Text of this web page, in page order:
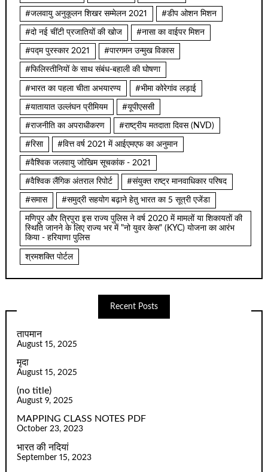
#जलवायु अनुकूलन शिखर सम्मेलन 2021 #डीप ओशन मिशन
#दो नई चींटी प्रजातियों की खोज #नासा का वाईपर मिशन
#पद्म पुरस्कार 2021 #पारगमन उन्मुख विकास
#फिलिस्तीनियों के साथ संबंध-बहाली की घोषणा
#भारत का पहला चीता अभयारण्य #भीमा कोरेगांव लड़ाई
#यातायात उल्लंघन प्रीमियम #यूपीएससी
#राजनीति का अपराधीकरण #राष्ट्रीय मतदाता दिवस (NVD)
#रिसा #वित्त वर्ष 2021 में आईएमएफ का अनुमान
#वैश्विक जलवायु जोखिम सूचकांक - 2021
#वैश्विक लैंगिक अंतराल रिपोर्ट #संयुक्त राष्ट्र मानवाधिकार परिषद
#समास #समुद्री सहयोग बढ़ाने हेतु भारत का 5 सूत्री एजेंडा
मणिपुर और त्रिपुरा इस राज्य पुलिस ने वर्ष 2020 में मामलों या शिकायतों की
स्थिति जानने के लिए राज्य भर में "नो युवर केस" (KYC) योजना का आरंभ
किया - हरियाणा पुलिस
श्रमशक्ति पोर्टल
Recent Posts
तापमान
August 15, 2025
मृदा
August 15, 2025
(no title)
August 9, 2025
MAPPING CLASS NOTES PDF
October 23, 2023
भारत की नदियां
September 15, 2023